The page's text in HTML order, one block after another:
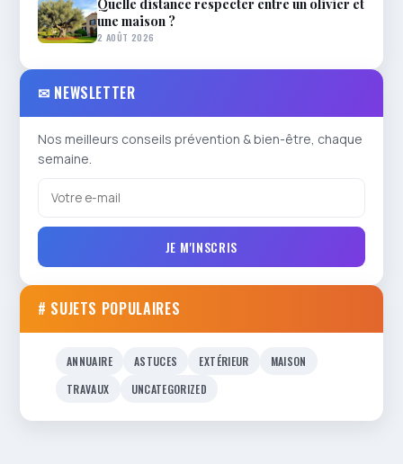
une maison ?
2 AOÛT 2026
✉ NEWSLETTER
Nos meilleurs conseils prévention & bien-être, chaque
semaine.
JE M'INSCRIS
# SUJETS POPULAIRES
ANNUAIRE ASTUCES EXTÉRIEUR
MAISON
TRAVAUX
UNCATEGORIZED